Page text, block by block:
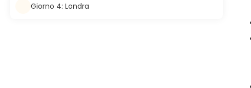
Giorno 4: Londra